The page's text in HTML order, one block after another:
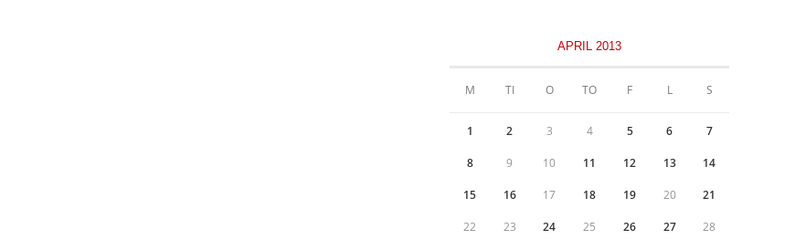
APRIL 2013
M TI O TO F L S
1 2 3 4 5 6 7
8 9 10 11 12 13 14
15 16 17 18 19 20 21
22 23 24 25 26 27 28